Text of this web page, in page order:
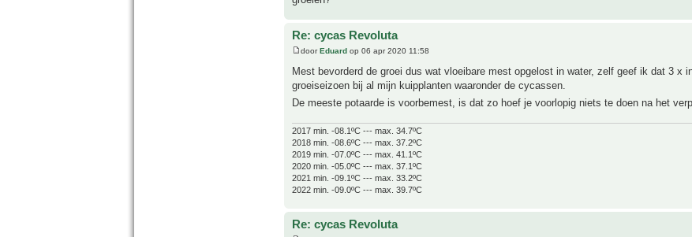
Re: cycas Revoluta
doorEduard op 06 apr 2020 11:58
Mest bevorderd de groei dus wat vloeibare mest opgelost in water, zelf geef ik dat 3 x
groeiseizoen bij al mijn kuipplanten waaronder de cycassen.
De meeste potaarde is voorbemest, is dat zo hoef je voorlopig niets te doen na het
2017 min. -08.1ºC --- max. 34.7ºC
2018 min. -08.6ºC --- max. 37.2ºC
2019 min. -07.0ºC --- max. 41.1ºC
2020 min. -05.0ºC --- max. 37.1ºC
2021 min. -09.1ºC --- max. 33.2ºC
2022 min. -09.0ºC --- max. 39.7ºC
Re: cycas Revoluta